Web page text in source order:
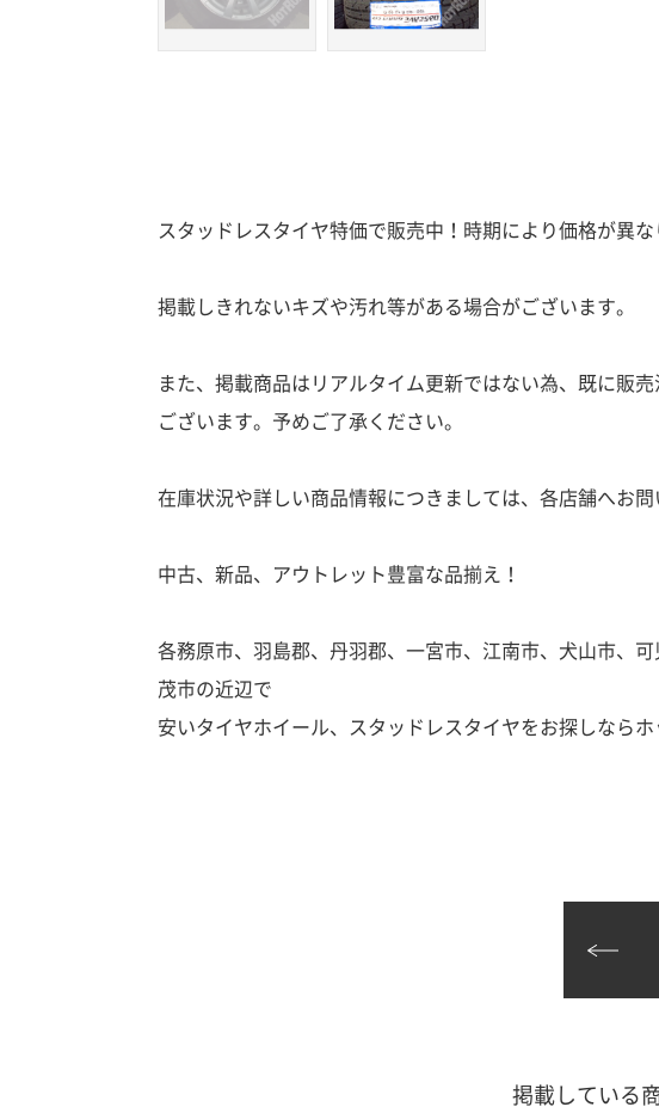
スタッドレスタイヤ特価で販売中！時期により価格が異な
掲載しきれないキズや汚れ等がある場合がございます。
また、掲載商品はリアルタイム更新ではない為、既に販
ございます。予めご了承ください。
在庫状況や詳しい商品情報につきましては、各店舗へお問
中古、新品、アウトレット豊富な品揃え！
各務原市、羽島郡、丹羽郡、一宮市、江南市、犬山市、
茂市の近辺で
安いタイヤホイール、スタッドレスタイヤをお探しならホ
掲載している